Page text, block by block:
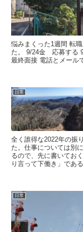
悩みまくった1週間 転
た。 9/24金 応募する
最終面接 電話とメール
日常
全く誰得な2022年の振
た。仕事については別
るので、先に書いてお
り言って下働き」であ
日常